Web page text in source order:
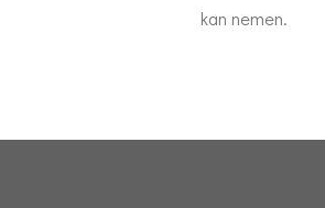
kan nemen.